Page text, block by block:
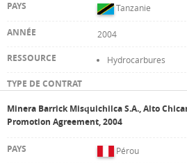
Tanzanie
2004
Hydrocarbures
Minera Barrick Misquichilca S.A., Alto
Promotion Agreement, 2004
Pérou